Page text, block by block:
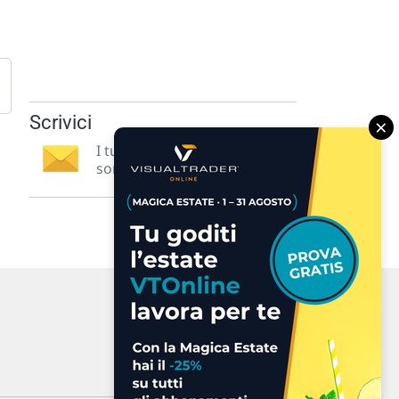
Scrivici
I tuoi suggerimenti per noi
sono preziosi e molto utili! »
×